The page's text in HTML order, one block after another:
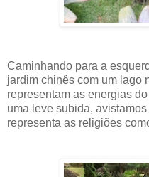
Caminhando para a
jardim chinês com um lago
representam as energias
uma leve subida,
representa as religiões